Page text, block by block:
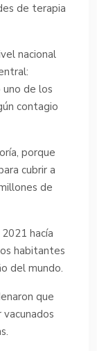
de terapia
nacional
de los
contagio
porque
cubrir a
de
hacía
habitantes
del mundo.
que